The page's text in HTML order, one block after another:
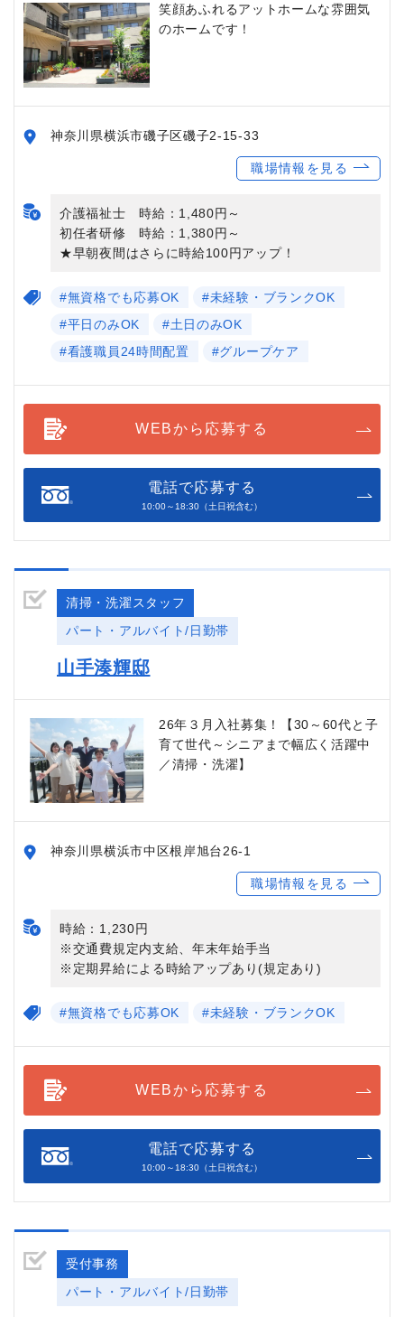
笑顔あふれるアットホームな雰囲気
のホームです！
神奈川県横浜市磯子区磯子2-15-33
職場情報を見る
介護福祉士 時給：1,480円～
初任者研修 時給：1,380円～
★早朝夜間はさらに時給100円アップ！
#無資格でも応募OK
#未経験・ブランクOK
#平日のみOK
#土日のみOK
#看護職員24時間配置
#グループケア
WEBから応募する
電話で応募する
10:00～18:30（土日祝含む）
清掃・洗濯スタッフ
パート・アルバイト/日勤帯
山手湊輝邸
26年３月入社募集！【30～60代と子
育て世代～シニアまで幅広く活躍中
／清掃・洗濯】
神奈川県横浜市中区根岸旭台26-1
職場情報を見る
時給：1,230円
※交通費規定内支給、年末年始手当
※定期昇給による時給アップあり(規定あり)
#無資格でも応募OK #未経験・ブランクOK
WEBから応募する
電話で応募する
10:00～18:30（土日祝含む）
受付事務
パート・アルバイト/日勤帯